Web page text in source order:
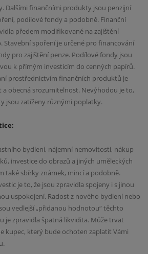
Dalšími finančními produkty jsou penzijní
podílové fondy a podobně. Finanční
předem modifikované na zajištění
Stavební spoření je určené pro financování
pro zajištění penze. Podílové fondy jsou
k přímým investicím do cenných papírů.
prostřednictvím finančních produktů je
obecná srozumitelnost. Nevýhodou je to,
jsou zatíženy různými poplatky.
bydlení, nájemní nemovitosti, nákup
investice do obrazů a jiných uměleckých
také sbírky známek, mincí a podobně.
je to, že jsou zpravidla spojeny i s jinou
uspokojení. Radost z nového bydlení nebo
vedlejší „přidanou hodnotou“ těchto
je zpravidla špatná likvidita. Může trvat
kupec, který bude ochoten zaplatit Vámi